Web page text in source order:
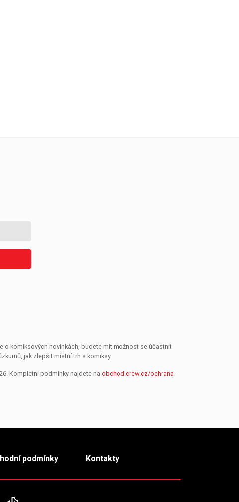
o komiksových novinkách, budete mít možnost se účastnit
jak zlepšit místní trh s komiksy.
Kompletní podmínky najdete na obchod.crew.cz/ochrana-
podmínky Kontakty